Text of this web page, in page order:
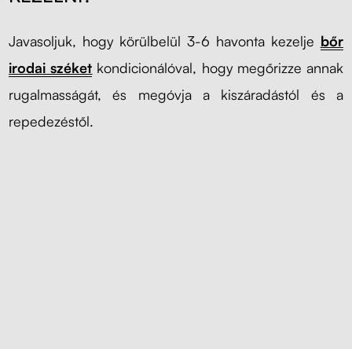
Javasoljuk, hogy körülbelül 3-6 havonta kezelje bőr
irodai széket kondicionálóval, hogy megőrizze annak
rugalmasságát, és megóvja a kiszáradástól és a
repedezéstől.